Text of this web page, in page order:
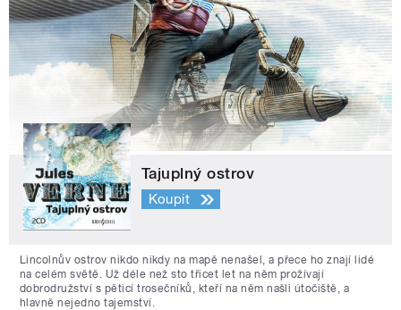
Tajuplný ostrov
Koupit
Lincolnův ostrov nikdo nikdy na mapě nenašel, a přece ho znají lidé
na celém světě. Už déle než sto třicet let na něm prožívají
dobrodružství s pěticí trosečníků, kteří na něm našli útočiště, a
hlavně nejedno tajemství.